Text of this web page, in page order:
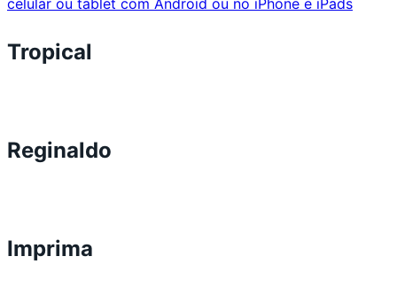
Tropical
Reginaldo
Imprima